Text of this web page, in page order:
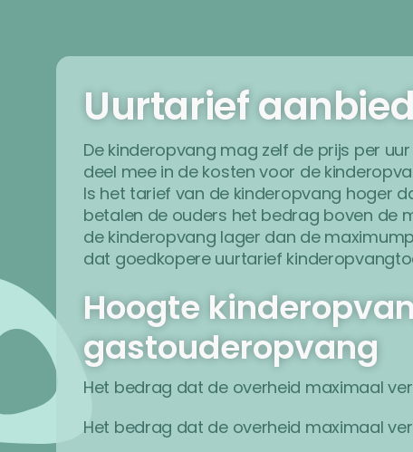
Uurtarief
De kinderopvang mag zelf de prijs per
deel mee in de kosten voor de
Is het tarief van de kinderopvang hoger
betalen de ouders het bedrag boven de
de kinderopvang lager dan de
dat goedkopere uurtarief
Hoogte
gastouderopvang
Het bedrag dat de overheid maximaal
Het bedrag dat de overheid maximaal